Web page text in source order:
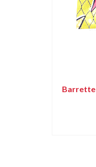
Barrette